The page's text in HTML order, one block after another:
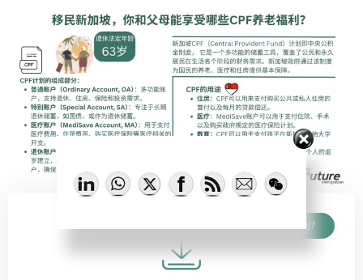
移民新加坡，你和父母能享受哪些CPF养老福利？